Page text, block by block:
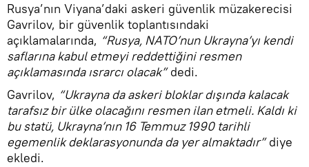
Rusya’nın Viyana’daki askeri güvenlik müzakerecisi
Gavrilov, bir güvenlik toplantısındaki
açıklamalarında, “Rusya, NATO’nun Ukrayna’yı kendi
saflarına kabul etmeyi reddettiğini resmen
açıklamasında ısrarcı olacak”dedi.
Gavrilov, “Ukrayna da askeri bloklar dışında kalacak
tarafsız bir ülke olacağını resmen ilan etmeli. Kaldı ki
bu statü, Ukrayna’nın 16 Temmuz 1990 tarihli
egemenlik deklarasyonunda da yer almaktadır”diye
ekledi.